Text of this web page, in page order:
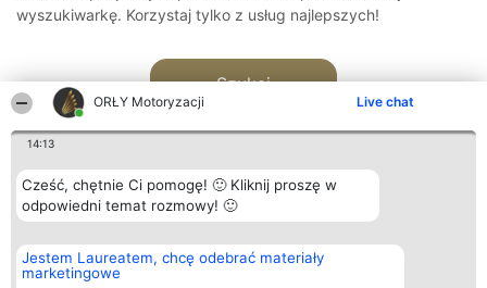
ORŁY Motoryzacji Live chat
14:13
Cześć, chętnie Ci pomogę! 🙂 Kliknij proszę w
odpowiedni temat rozmowy! 🙂
Jestem Laureatem, chcę odebrać materiały
marketingowe
wyszukiwarkę. Korzystaj tylko z usług najlepszych!
Szukaj
Organizator plebiscytu
Bright Side Solutions sp. z o.
o. sp. k.
Plebiscyt
Laureaci
Kontakt
Kontakt